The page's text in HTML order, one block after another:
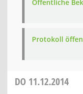
Öffentliche
Protokoll
DO 11.12.2014